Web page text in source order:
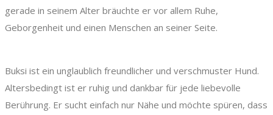
gerade in seinem Alter bräuchte er vor allem Ruhe,
Geborgenheit und einen Menschen an seiner Seite.
Buksi ist ein unglaublich freundlicher und verschmuster Hund.
Altersbedingt ist er ruhig und dankbar für jede liebevolle
Berührung. Er sucht einfach nur Nähe und möchte spüren, dass